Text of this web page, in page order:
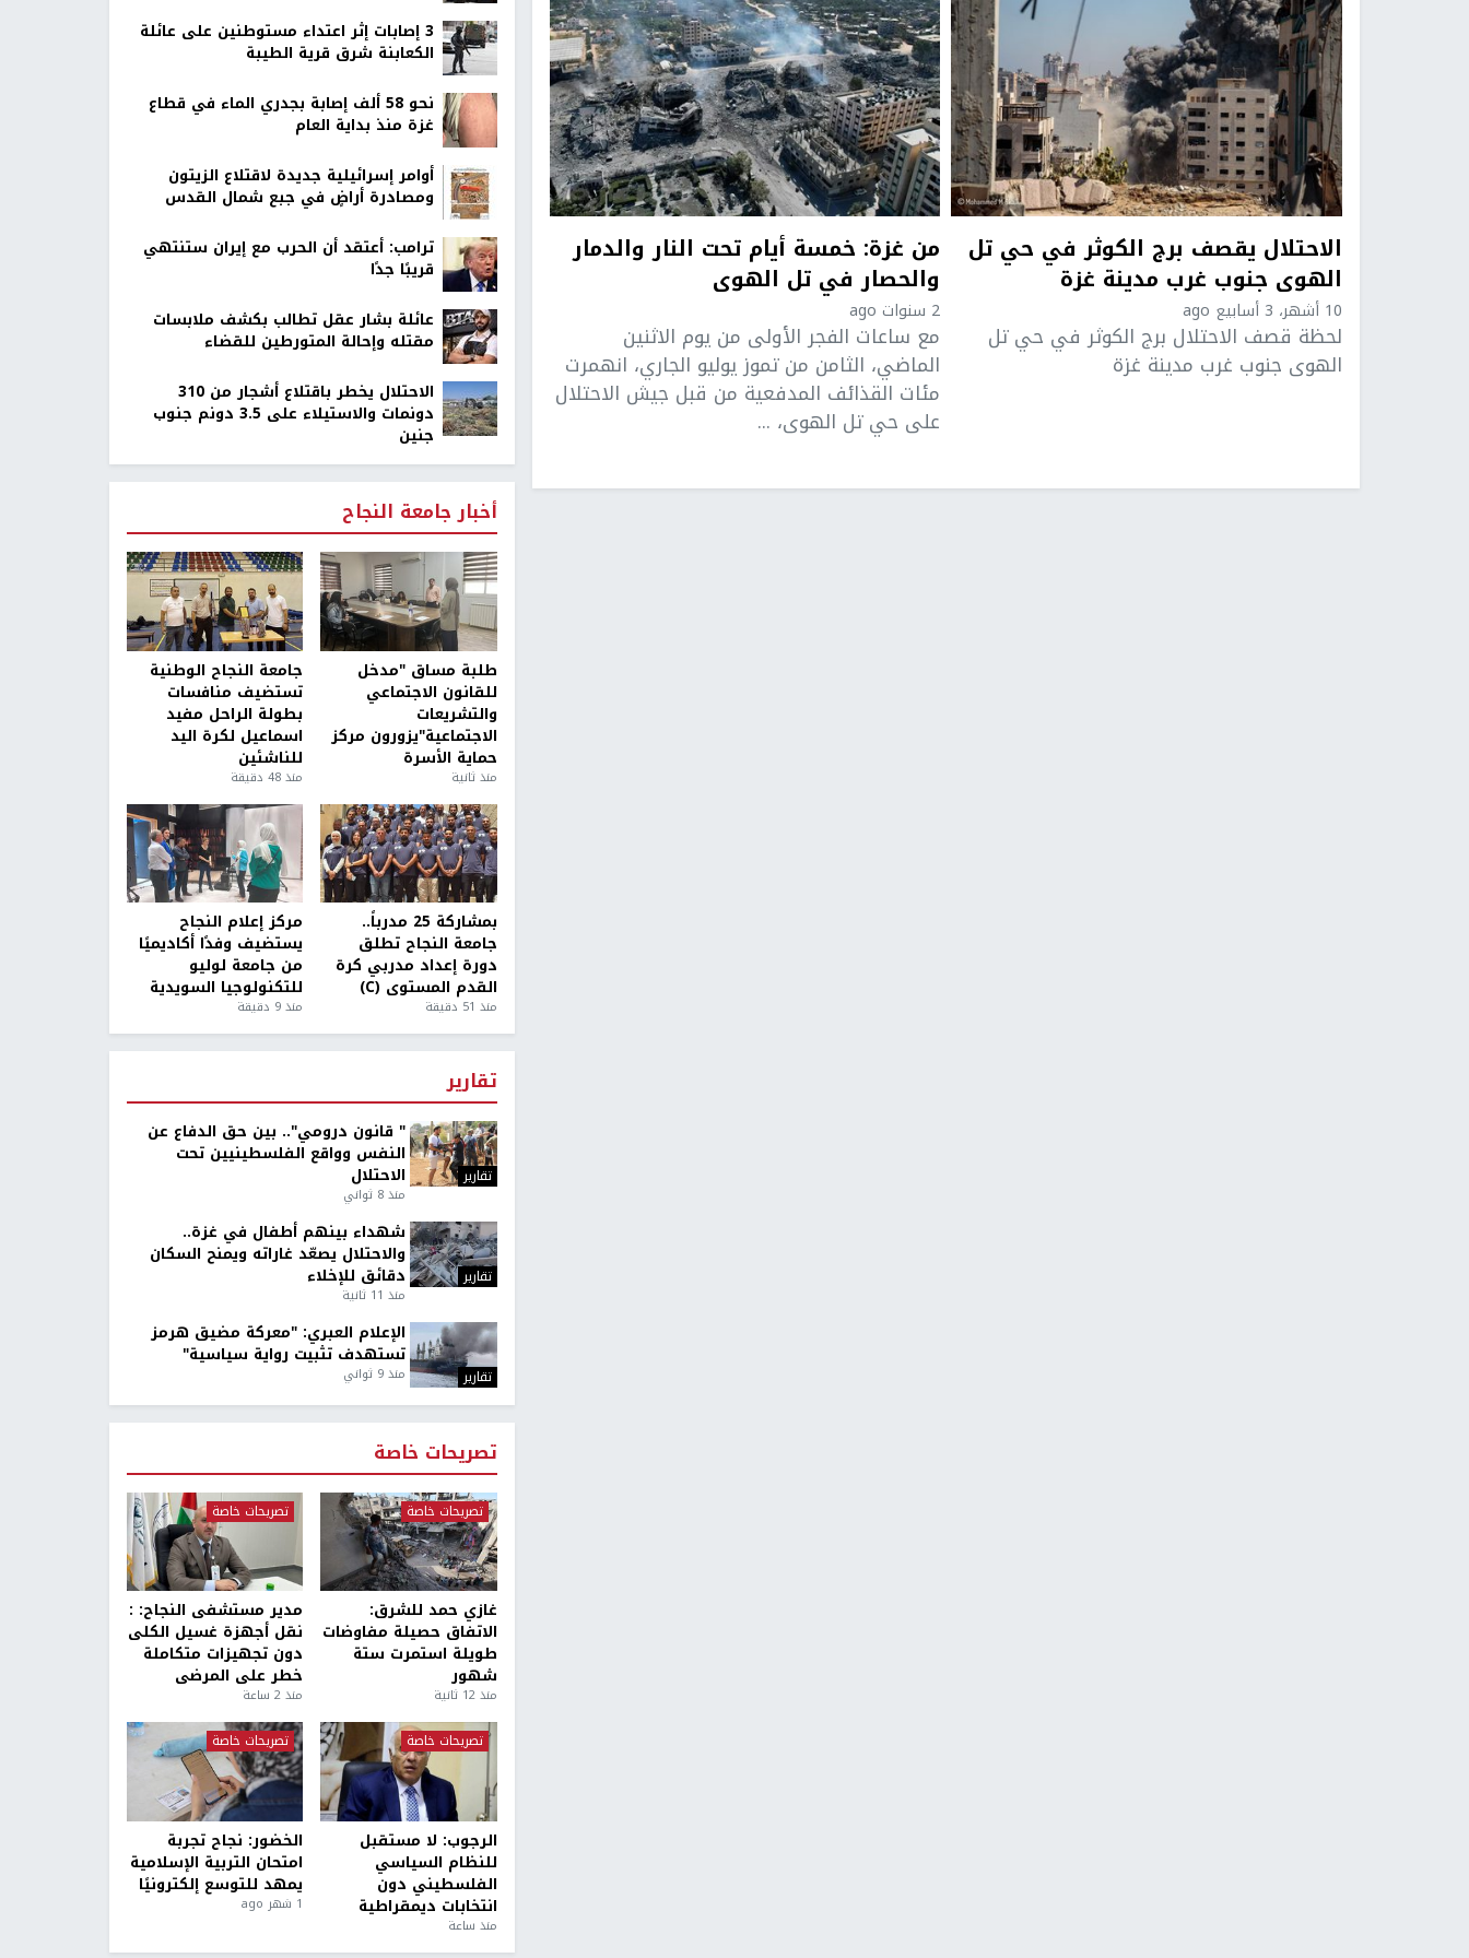
الاحتلال يقصف برج الكوثر في حي تل
الهوى جنوب غرب مدينة غزة
10 أشهر، 3 أسابيع ago
لحظة قصف الاحتلال برج الكوثر في حي تل
الهوى جنوب غرب مدينة غزة
من غزة: خمسة أيام تحت النار والدمار
والحصار في تل الهوى
2 سنوات ago
مع ساعات الفجر الأولى من يوم الاثنين
الماضي، الثامن من تموز يوليو الجاري، انهمرت
مئات القذائف المدفعية من قبل جيش الاحتلال
على حي تل الهوى، ...
‏3 إصابات إثر اعتداء مستوطنين على عائلة
الكعابنة شرق قرية الطيبة
نحو 58 ألف إصابة بجدري الماء في قطاع
غزة منذ بداية العام
أوامر إسرائيلية جديدة لاقتلاع الزيتون
ومصادرة أراضٍ في جبع شمال القدس
ترامب: أعتقد أن الحرب مع إيران ستنتهي
قريبًا جدًا
عائلة بشار عقل تطالب بكشف ملابسات
مقتله وإحالة المتورطين للقضاء
الاحتلال يخطر باقتلاع أشجار من 310
دونمات والاستيلاء على 3.5 دونم جنوب
جنين
أخبار جامعة النجاح
طلبة مساق "مدخل
للقانون الاجتماعي
والتشريعات
الاجتماعية"يزورون مركز
حماية الأسرة
منذ ثانية
جامعة النجاح الوطنية
تستضيف منافسات
بطولة الراحل مفيد
اسماعيل لكرة اليد
للناشئين
منذ 48 دقيقة
بمشاركة 25 مدرباً..
جامعة النجاح تطلق
دورة إعداد مدربي كرة
القدم المستوى (C)
منذ 51 دقيقة
مركز إعلام النجاح
يستضيف وفدًا أكاديميًا
من جامعة لوليو
للتكنولوجيا السويدية
منذ 9 دقيقة
تقارير
تقارير
" قانون درومي".. بين حق الدفاع عن
النفس وواقع الفلسطينيين تحت
الاحتلال
منذ 8 ثواني
تقارير
شهداء بينهم أطفال في غزة..
والاحتلال يصعّد غاراته ويمنح السكان
دقائق للإخلاء
منذ 11 ثانية
تقارير
الإعلام العبري: "معركة مضيق هرمز
تستهدف تثبيت رواية سياسية"
منذ 9 ثواني
تصريحات خاصة
تصريحات خاصة
غازي حمد للشرق:
الاتفاق حصيلة مفاوضات
طويلة استمرت ستة
شهور
منذ 12 ثانية
تصريحات خاصة
مدير مستشفى النجاح: :
نقل أجهزة غسيل الكلى
دون تجهيزات متكاملة
خطر على المرضى
منذ 2 ساعة
تصريحات خاصة
الرجوب: لا مستقبل
للنظام السياسي
الفلسطيني دون
انتخابات ديمقراطية
منذ ساعة
تصريحات خاصة
الخضور: نجاح تجربة
امتحان التربية الإسلامية
يمهد للتوسع إلكترونيًا
1 شهر ago